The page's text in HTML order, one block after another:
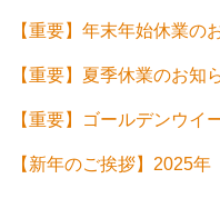
【重要】年末年始休業の
【重要】夏季休業のお知
【重要】ゴールデンウイ
【新年のご挨拶】2025年